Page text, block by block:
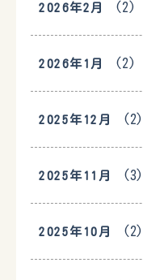
2026年2月 (2)
2026年1月 (2)
2025年12月 (2)
2025年11月 (3)
2025年10月 (2)